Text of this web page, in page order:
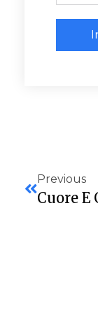
Previous